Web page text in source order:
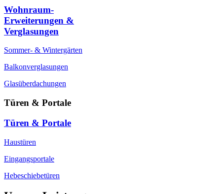
Wohnraum-
Erweiterungen &
Verglasungen
Sommer- & Wintergärten
Balkonverglasungen
Glasüberdachungen
Türen & Portale
Türen & Portale
Haustüren
Eingangsportale
Hebeschiebetüren